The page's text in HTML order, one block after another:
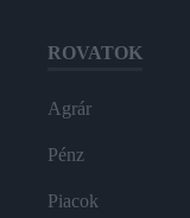
ROVATOK
Agrár
Pénz
Piacok